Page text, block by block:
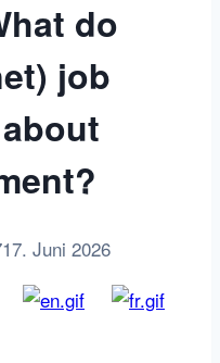
do
job
17. Juni 2026